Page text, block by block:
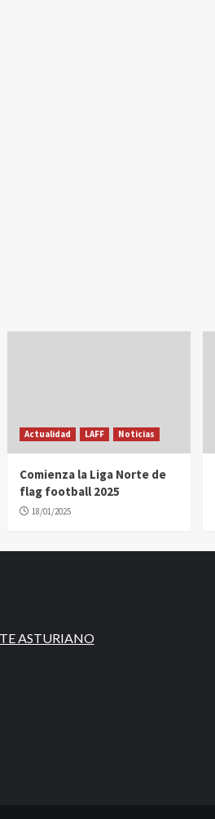
Actualidad LAFF Noticias
Comienza la Liga Norte de
flag football 2025
18/01/2025